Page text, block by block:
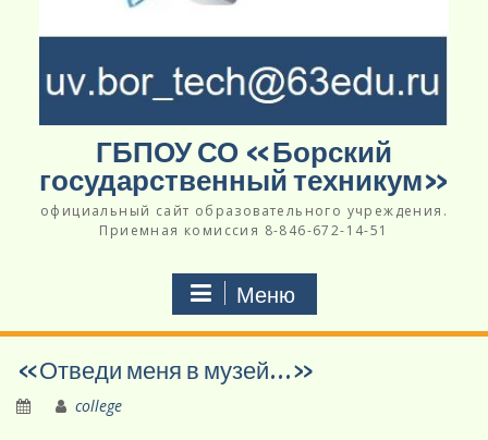
ГБПОУ СО «Борский
государственный техникум»
официальный сайт образовательного учреждения.
Приемная комиссия 8-846-672-14-51
Меню
«Отведи меня в музей…»
college